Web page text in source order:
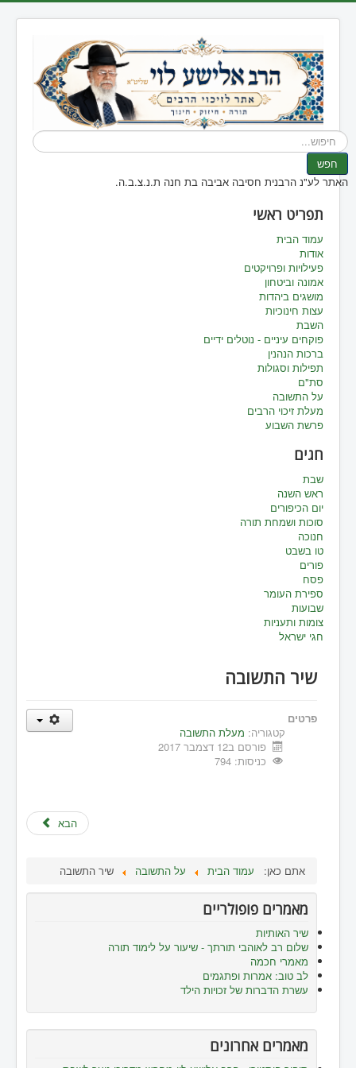
חיפוש...
חפש
האתר לע"נ הרבנית חסיבה אביבה בת חנה ת.נ.צ.ב.ה.
תפריט ראשי
עמוד הבית
אודות
פעילויות ופרויקטים
אמונה וביטחון
מושגים ביהדות
עצות חינוכיות
השבת
פוקחים עיניים - נוטלים ידיים
ברכות הנהנין
תפילות וסגולות
סת"ם
על התשובה
מעלת זיכוי הרבים
פרשת השבוע
חגים
שבת
ראש השנה
יום הכיפורים
סוכות ושמחת תורה
חנוכה
טו בשבט
פורים
פסח
ספירת העומר
שבועות
צומות ותעניות
חגי ישראל
שיר התשובה
פרטים
קטגוריה: מעלת התשובה
פורסם ב12 דצמבר 2017
כניסות: 794
הבא
אתם כאן: עמוד הבית על התשובה שיר התשובה
מאמרים פופולריים
שיר האותיות
שלום רב לאוהבי תורתך - שיעור על לימוד תורה
מאמרי חכמה
לב טוב: אמרות ופתגמים
עשרת הדברות של זכויות הילד
מאמרים אחרונים